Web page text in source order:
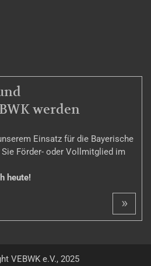
werden
Einsatz für die Bayerische
Förder- oder Vollmitglied im
heute!
»
VEBWK e.V., 2025